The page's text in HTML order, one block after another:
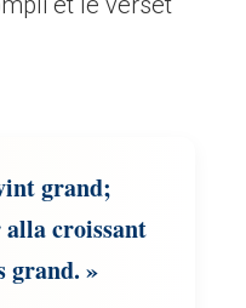
grand;
croissant
grand. »